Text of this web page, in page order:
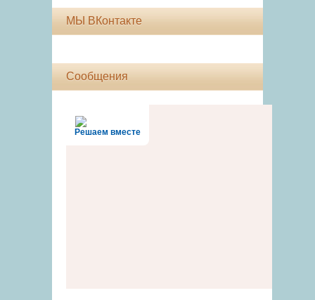
МЫ ВКонтакте
Сообщения
Решаем вместе